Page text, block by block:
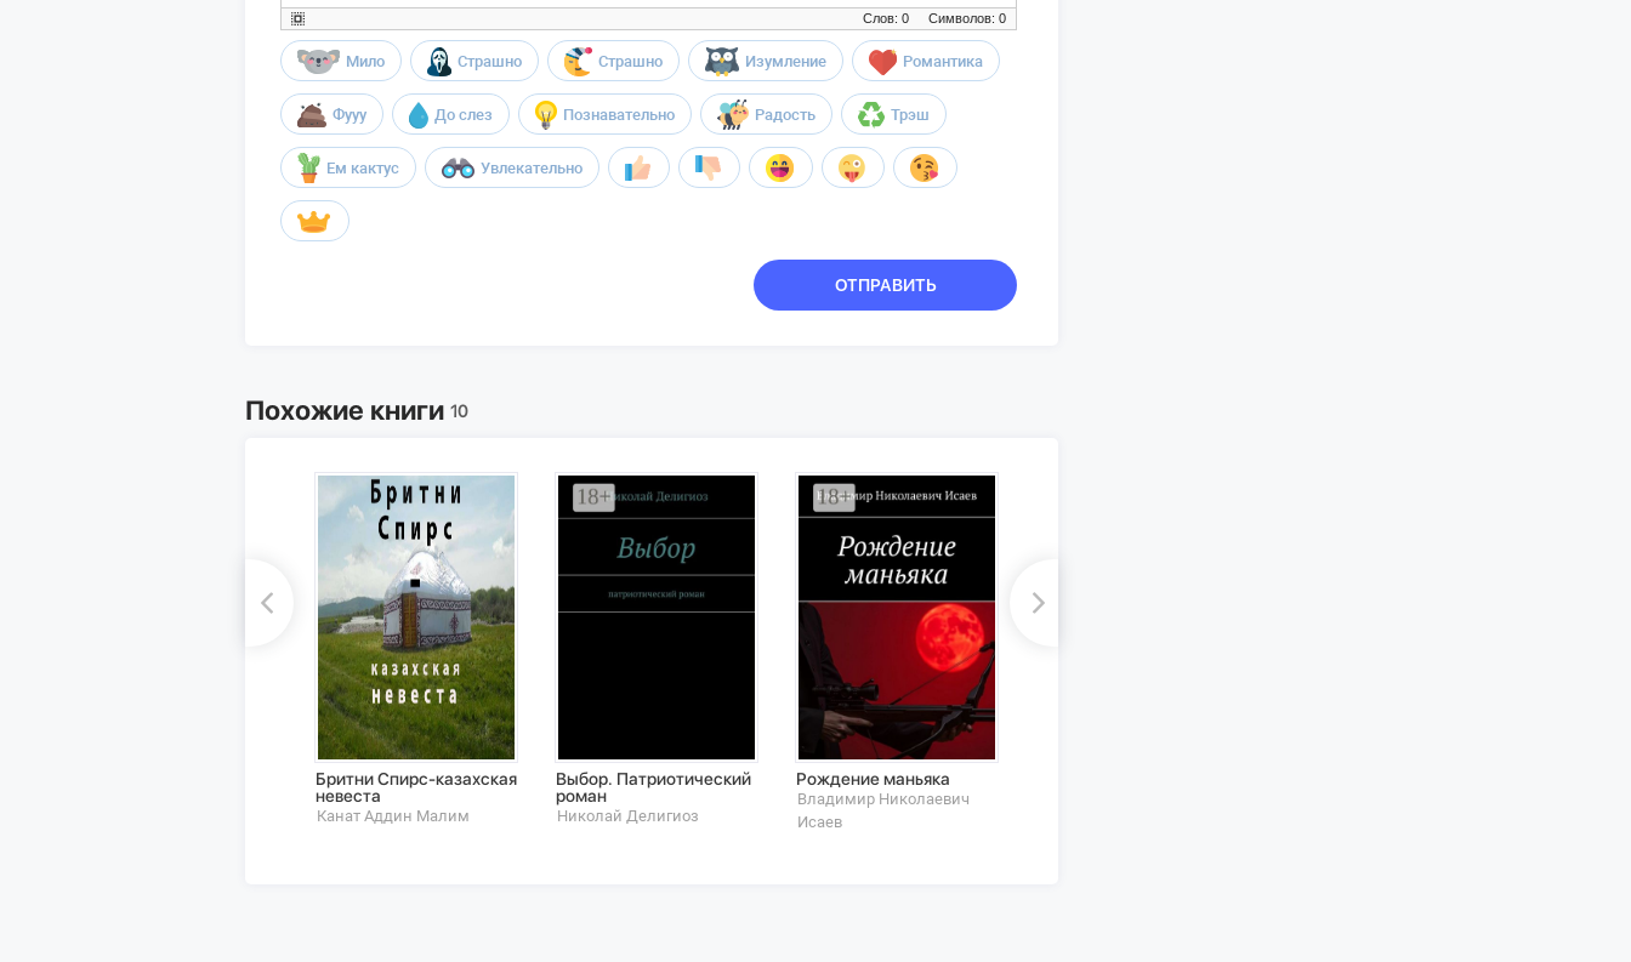
Символов: 0
Слов: 0
Мило Страшно Страшно Изумление Романтика
Фууу До слез Познавательно Радость Трэш
Ем кактус Увлекательно
ОТПРАВИТЬ
Похожие книги 10
Бритни Спирс-казахская
невеста
Канат Аддин Малим
Выбор. Патриотический
роман
Николай Делигиоз
Рождение маньяка
Владимир Николаевич
Исаев